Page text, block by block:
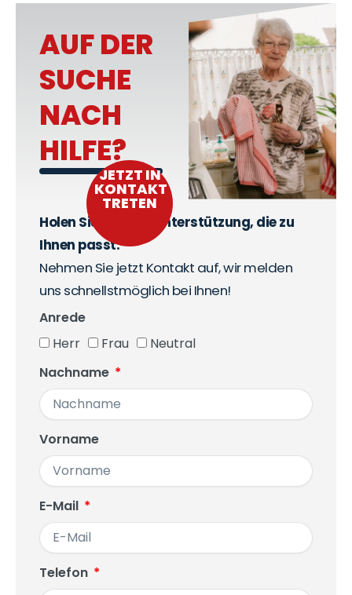
AUF DER
SUCHE
NACH
HILFE?
JETZT IN
KONTAKT
TRETEN
Holen Sie sich die Unterstützung, die zu
Ihnen passt.
Nehmen Sie jetzt Kontakt auf, wir melden
uns schnellstmöglich bei Ihnen!
Anrede
Herr
Frau
Neutral
Nachname
Vorname
E-Mail
Telefon